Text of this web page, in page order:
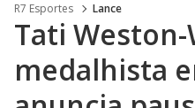
R7 Esportes Lance
Tati Weston-
medalhista